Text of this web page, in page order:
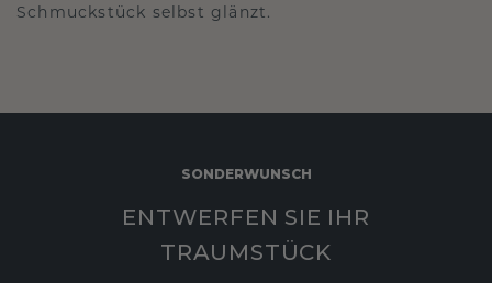
Schmuckstück selbst glänzt.
SONDERWUNSCH
ENTWERFEN SIE IHR
TRAUMSTÜCK